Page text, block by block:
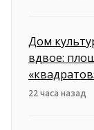
Дом
вдвое:
22 часа назад